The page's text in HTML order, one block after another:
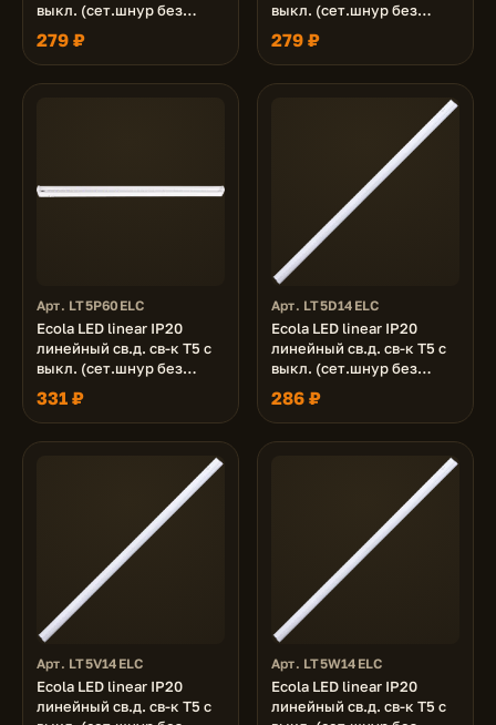
выкл. (сет.шнур без
вилки, жест.коннектор)
24W 220V 4200K
1170x22x35
279 ₽
выкл. (сет.шнур без
вилки, жест.коннектор)
24W 220V 6500K
1170x22x35
279 ₽
Арт. LT5P60ELC
Ecola LED linear IP20
линейный св.д. св-к T5 с
выкл. (сет.шнур без
вилки, жест.коннектор)
6W 220V для растений
575x21x34
331 ₽
Арт. LT5D14ELC
Ecola LED linear IP20
линейный св.д. св-к T5 с
выкл. (сет.шнур без
вилки, жест.коннектор)
14W 220V 6500K
870x22x35
286 ₽
Арт. LT5V14ELC
Ecola LED linear IP20
линейный св.д. св-к T5 с
Арт. LT5W14ELC
Ecola LED linear IP20
линейный св.д. св-к T5 с